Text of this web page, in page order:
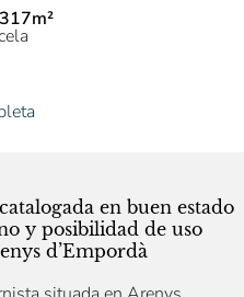
en buen estado
y posibilidad de uso
d’Empordà